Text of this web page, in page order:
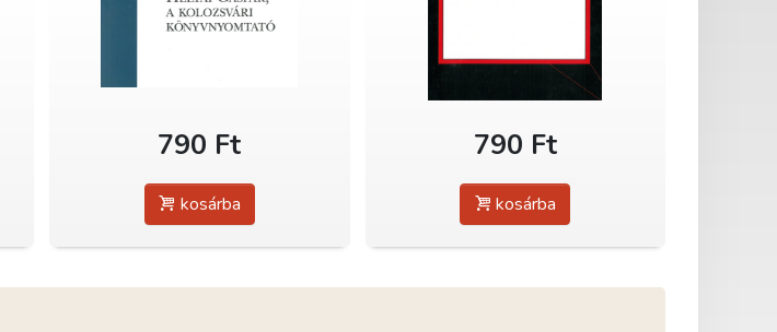
790 Ft
kosárba
790 Ft
kosárba